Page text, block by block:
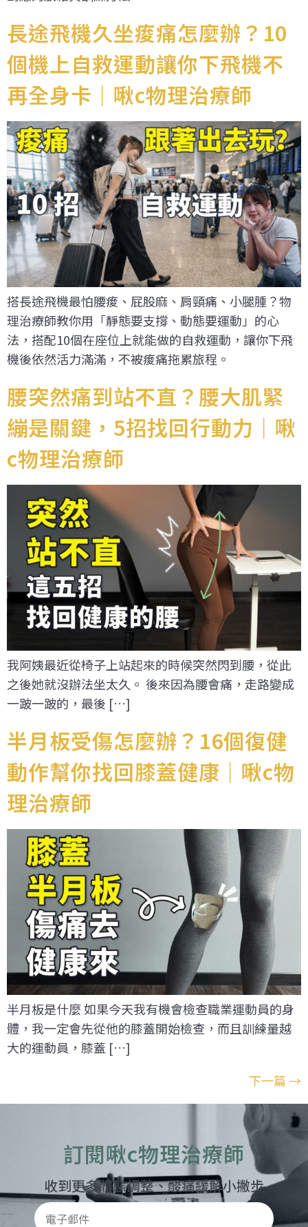
長途飛機久坐痠痛怎麼辦？10
個機上自救運動讓你下飛機不
再全身卡｜啾c物理治療師
搭長途飛機最怕腰痠、屁股麻、肩頸痛、小腿腫？物
理治療師教你用「靜態要支撐、動態要運動」的心
法，搭配10個在座位上就能做的自救運動，讓你下飛
機後依然活力滿滿，不被痠痛拖累旅程。
腰突然痛到站不直？腰大肌緊
繃是關鍵，5招找回行動力｜啾
c物理治療師
我阿姨最近從椅子上站起來的時候突然閃到腰，從此
之後她就沒辦法坐太久。 後來因為腰會痛，走路變成
一跛一跛的，最後 […]
半月板受傷怎麼辦？16個復健
動作幫你找回膝蓋健康｜啾c物
理治療師
半月板是什麼 如果今天我有機會檢查職業運動員的身
體，我一定會先從他的膝蓋開始檢查，而且訓練量越
大的運動員，膝蓋 […]
下一篇→
訂閱啾c物理治療師
收到更多體態調整、酸痛緩解小撇步